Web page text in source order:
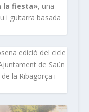
la fiesta», una
i guitarra basada
edició del cicle
de Saün
la Ribagorça i